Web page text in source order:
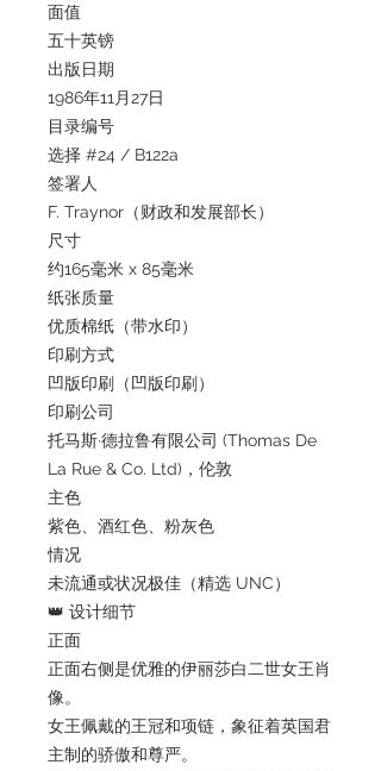
面值
五十英镑
出版日期
1986年11月27日
目录编号
选择 #24 / B122a
签署人
F. Traynor（财政和发展部长）
尺寸
约165毫米 x 85毫米
纸张质量
优质棉纸（带水印）
印刷方式
凹版印刷（凹版印刷）
印刷公司
托马斯·德拉鲁有限公司 (Thomas De
La Rue & Co. Ltd)，伦敦
主色
紫色、酒红色、粉灰色
情况
未流通或状况极佳（精选 UNC）
👑 设计细节
正面
正面右侧是优雅的伊丽莎白二世女王肖
像。
女王佩戴的王冠和项链，象征着英国君
主制的骄傲和尊严。